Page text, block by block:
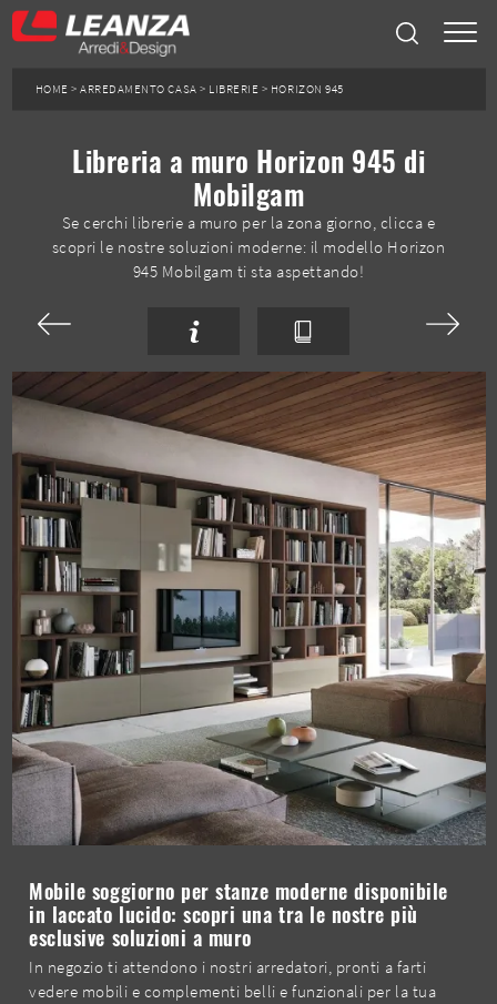
HOME >ARREDAMENTO CASA > LIBRERIE > HORIZON 945
Libreria a muro Horizon 945 di
Mobilgam
Se cerchi librerie a muro per la zona giorno, clicca e
scopri le nostre soluzioni moderne: il modello Horizon
945 Mobilgam ti sta aspettando!
Mobile soggiorno per stanze moderne disponibile
in laccato lucido: scopri una tra le nostre più
esclusive soluzioni a muro
In negozio ti attendono i nostri arredatori, pronti a farti
vedere mobili e complementi belli e funzionali per la tua